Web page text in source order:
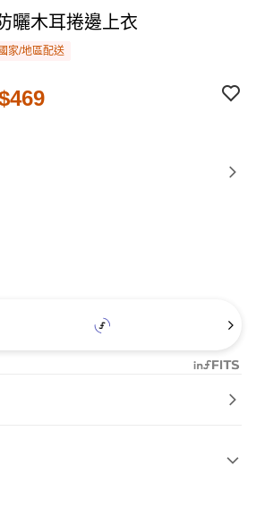
曬木耳捲邊上衣
家/地區配送